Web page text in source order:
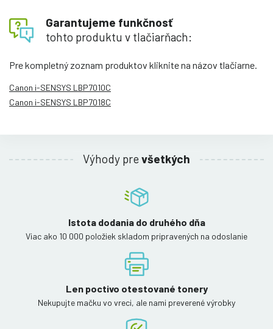
Garantujeme funkčnosť
tohto produktu v tlačiarňach:
Pre kompletný zoznam produktov kliknite na názov tlačiarne.
Canon i-SENSYS LBP7010C
Canon i-SENSYS LBP7018C
Výhody pre všetkých
Istota dodania do druhého dňa
Viac ako 10 000 položiek skladom pripravených na odoslanie
Len poctivo otestované tonery
Nekupujte mačku vo vreci, ale nami preverené výrobky